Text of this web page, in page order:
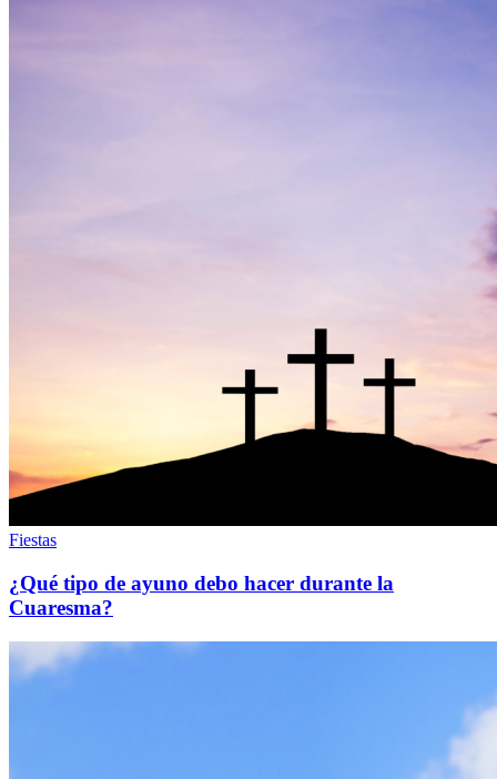
Fiestas
¿Qué tipo de ayuno debo hacer durante la
Cuaresma?